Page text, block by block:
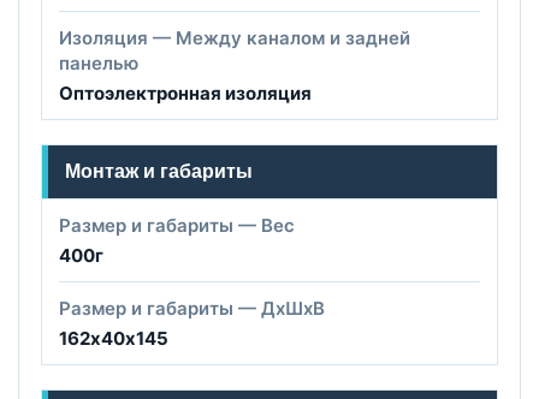
Изоляция — Между каналом и задней
панелью
Оптоэлектронная изоляция
Монтаж и габариты
Размер и габариты — Вес
400г
Размер и габариты — ДхШхВ
162х40х145